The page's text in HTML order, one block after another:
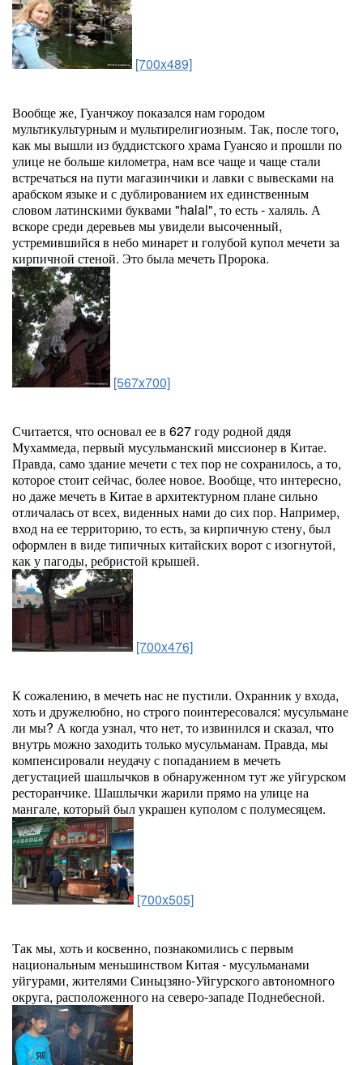
[700x489]
Вообще же, Гуанчжоу показался нам городом
мультикультурным и мультирелигиозным. Так, после того,
как мы вышли из буддистского храма Гуансяо и прошли по
улице не больше километра, нам все чаще и чаще стали
встречаться на пути магазинчики и лавки с вывесками на
арабском языке и с дублированием их единственным
словом латинскими буквами "halal", то есть - халяль. А
вскоре среди деревьев мы увидели высоченный,
устремившийся в небо минарет и голубой купол мечети за
кирпичной стеной. Это была мечеть Пророка.
[567x700]
Считается, что основал ее в 627 году родной дядя
Мухаммеда, первый мусульманский миссионер в Китае.
Правда, само здание мечети с тех пор не сохранилось, а то,
которое стоит сейчас, более новое. Вообще, что интересно,
но даже мечеть в Китае в архитектурном плане сильно
отличалась от всех, виденных нами до сих пор. Например,
вход на ее территорию, то есть, за кирпичную стену, был
оформлен в виде типичных китайских ворот с изогнутой,
как у пагоды, ребристой крышей.
[700x476]
К сожалению, в мечеть нас не пустили. Охранник у входа,
хоть и дружелюбно, но строго поинтересовался: мусульмане
ли мы? А когда узнал, что нет, то извинился и сказал, что
внутрь можно заходить только мусульманам. Правда, мы
компенсировали неудачу с попаданием в мечеть
дегустацией шашлычков в обнаруженном тут же уйгурском
ресторанчике. Шашлычки жарили прямо на улице на
мангале, который был украшен куполом с полумесяцем.
[700x505]
Так мы, хоть и косвенно, познакомились с первым
национальным меньшинством Китая - мусульманами
уйгурами, жителями Синьцзяно-Уйгурского автономного
округа, расположенного на северо-западе Поднебесной.